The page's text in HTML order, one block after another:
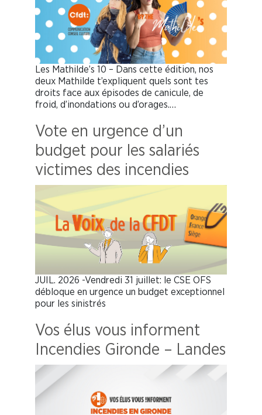
Les Mathilde’s 10 – Dans cette édition, nos
deux Mathilde t’expliquent quels sont tes
droits face aux épisodes de canicule, de
froid, d’inondations ou d’orages.…
Vote en urgence d’un
budget pour les salariés
victimes des incendies
JUIL. 2026 -Vendredi 31 juillet: le CSE OFS
débloque en urgence un budget exceptionnel
pour les sinistrés
Vos élus vous informent
Incendies Gironde – Landes